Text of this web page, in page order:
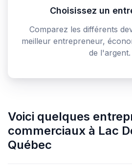
Choisissez un
Comparez les différents
meilleur entrepreneur,
de l'argent.
Voici quelques
commerciaux à Lac
Québec